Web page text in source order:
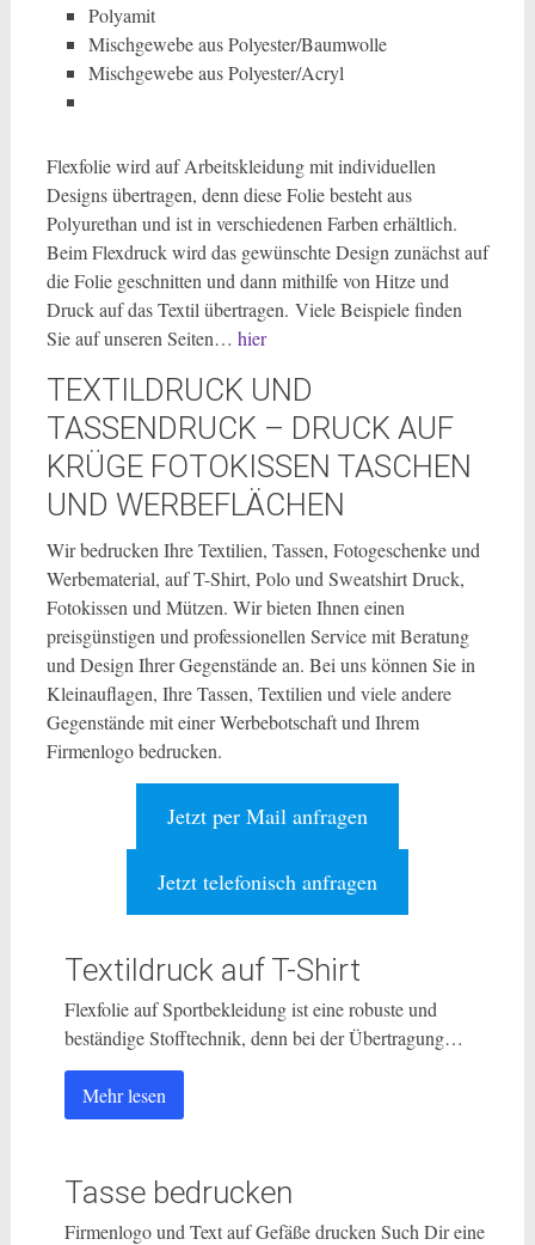
Polyamit
Mischgewebe aus Polyester/Baumwolle
Mischgewebe aus Polyester/Acryl
Flexfolie wird auf Arbeitskleidung mit individuellen
Designs übertragen, denn diese Folie besteht aus
Polyurethan und ist in verschiedenen Farben erhältlich.
Beim Flexdruck wird das gewünschte Design zunächst auf
die Folie geschnitten und dann mithilfe von Hitze und
Druck auf das Textil übertragen. Viele Beispiele finden
Sie auf unseren Seiten… hier
TEXTILDRUCK UND
TASSENDRUCK – DRUCK AUF
KRÜGE FOTOKISSEN TASCHEN
UND WERBEFLÄCHEN
Wir bedrucken Ihre Textilien, Tassen, Fotogeschenke und
Werbematerial, auf T-Shirt, Polo und Sweatshirt Druck,
Fotokissen und Mützen. Wir bieten Ihnen einen
preisgünstigen und professionellen Service mit Beratung
und Design Ihrer Gegenstände an. Bei uns können Sie in
Kleinauflagen, Ihre Tassen, Textilien und viele andere
Gegenstände mit einer Werbebotschaft und Ihrem
Firmenlogo bedrucken.
Jetzt per Mail anfragen
Jetzt telefonisch anfragen
Textildruck auf T-Shirt
Flexfolie auf Sportbekleidung ist eine robuste und
beständige Stofftechnik, denn bei der Übertragung…
Mehr lesen
Tasse bedrucken
Firmenlogo und Text auf Gefäße drucken Such Dir eine